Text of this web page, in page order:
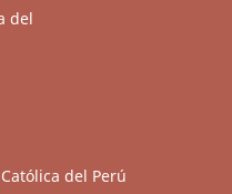
del
del Perú